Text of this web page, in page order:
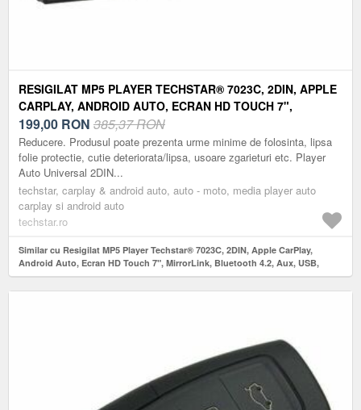
RESIGILAT MP5 PLAYER TECHSTAR® 7023C, 2DIN, APPLE
CARPLAY, ANDROID AUTO, ECRAN HD TOUCH 7",
MIRRORLINK, BLUETOOTH 4.2, AUX, USB, MICROSD
199,00 RON 385,37 RON
Reducere. Produsul poate prezenta urme minime de folosinta, lipsa
folie protectie, cutie deteriorata/lipsa, usoare zgarieturi etc. Player
Auto Universal 2DIN...
techstar, carplay & android auto, auto - moto, media player auto
carplay si android auto
techstar.ro
Similar cu Resigilat MP5 Player Techstar® 7023C, 2DIN, Apple CarPlay,
Android Auto, Ecran HD Touch 7", MirrorLink, Bluetooth 4.2, Aux, USB,
MicroSD